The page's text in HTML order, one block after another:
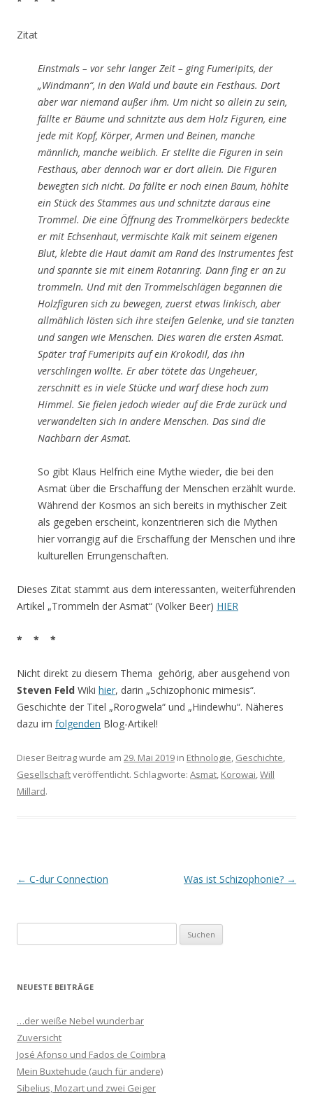
Zitat
Einstmals – vor sehr langer Zeit – ging Fumeripits, der
„Windmann“, in den Wald und baute ein Festhaus. Dort
aber war niemand außer ihm. Um nicht so allein zu sein,
fällte er Bäume und schnitzte aus dem Holz Figuren, eine
jede mit Kopf, Körper, Armen und Beinen, manche
männlich, manche weiblich. Er stellte die Figuren in sein
Festhaus, aber dennoch war er dort allein. Die Figuren
bewegten sich nicht. Da fällte er noch einen Baum, höhlte
ein Stück des Stammes aus und schnitzte daraus eine
Trommel. Die eine Öffnung des Trommelkörpers bedeckte
er mit Echsenhaut, vermischte Kalk mit seinem eigenen
Blut, klebte die Haut damit am Rand des Instrumentes fest
und spannte sie mit einem Rotanring. Dann fing er an zu
trommeln. Und mit den Trommelschlägen begannen die
Holzfiguren sich zu bewegen, zuerst etwas linkisch, aber
allmählich lösten sich ihre steifen Gelenke, und sie tanzten
und sangen wie Menschen. Dies waren die ersten Asmat.
Später traf Fumeripits auf ein Krokodil, das ihn
verschlingen wollte. Er aber tötete das Ungeheuer,
zerschnitt es in viele Stücke und warf diese hoch zum
Himmel. Sie fielen jedoch wieder auf die Erde zurück und
verwandelten sich in andere Menschen. Das sind die
Nachbarn der Asmat.
So gibt Klaus Helfrich eine Mythe wieder, die bei den
Asmat über die Erschaffung der Menschen erzählt wurde.
Während der Kosmos an sich bereits in mythischer Zeit
als gegeben erscheint, konzentrieren sich die Mythen
hier vorrangig auf die Erschaffung der Menschen und ihre
kulturellen Errungenschaften.
Dieses Zitat stammt aus dem interessanten, weiterführenden
Artikel „Trommeln der Asmat“ (Volker Beer) HIER
* * *
Nicht direkt zu diesem Thema gehörig, aber ausgehend von
Steven Feld Wiki hier, darin „Schizophonic mimesis“.
Geschichte der Titel „Rorogwela“ und „Hindewhu“. Näheres
dazu im folgenden Blog-Artikel!
Dieser Beitrag wurde am 29. Mai 2019 in Ethnologie, Geschichte,
Gesellschaftveröffentlicht. Schlagworte: Asmat, Korowai,Will
Millard.
Beitrags-
← C-dur Connection Was ist Schizophonie? →
u
h
n
a
c
h
NEUESTE BEITRÄGE
…der weiße Nebel wunderbar
Zuversicht
José Afonso und Fados de Coimbra
Mein Buxtehude (auch für andere)
Sibelius, Mozart und zwei Geiger